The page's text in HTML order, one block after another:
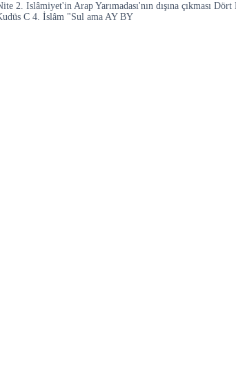
Islâmiyet'in Arap Yarımadası'nın dışına çıkması
C 4. İslâm "Sul ama AY BY